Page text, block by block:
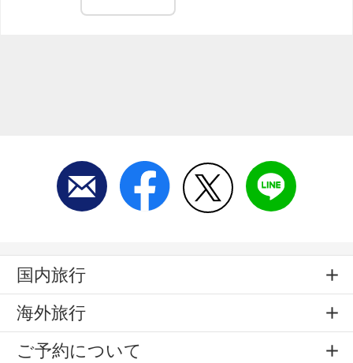
国内旅行
海外旅行
ご予約について